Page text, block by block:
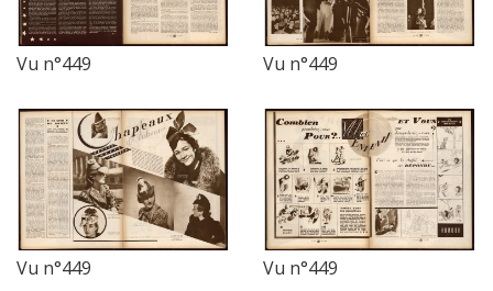
Vu n°449 Vu n°449
Vu n°449 Vu n°449